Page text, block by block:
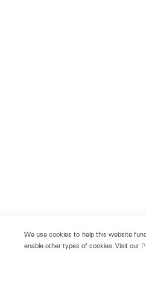
We use cookies to help this website
enable other types of cookies. Visit our